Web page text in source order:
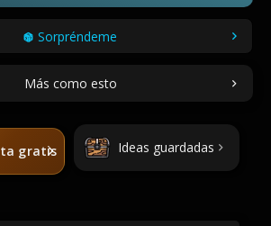
Sorpréndeme
Más como esto
gratis Ideas guardadas